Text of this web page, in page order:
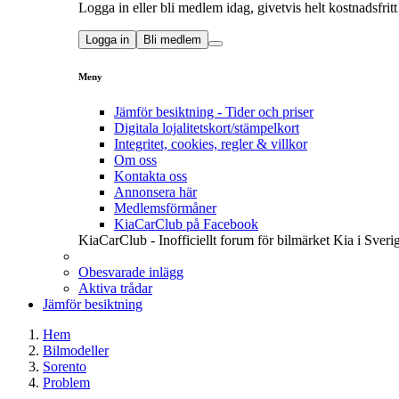
Logga in eller bli medlem idag, givetvis helt
Logga in Bli medlem
Meny
Jämför besiktning - Tider och priser
Digitala lojalitetskort/stämpelkort
Integritet, cookies, regler & villkor
Om oss
Kontakta oss
Annonsera här
Medlemsförmåner
KiaCarClub på Facebook
KiaCarClub - Inofficiellt forum för bilmärket Kia i
Obesvarade inlägg
Aktiva trådar
Jämför besiktning
Hem
Bilmodeller
Sorento
Problem